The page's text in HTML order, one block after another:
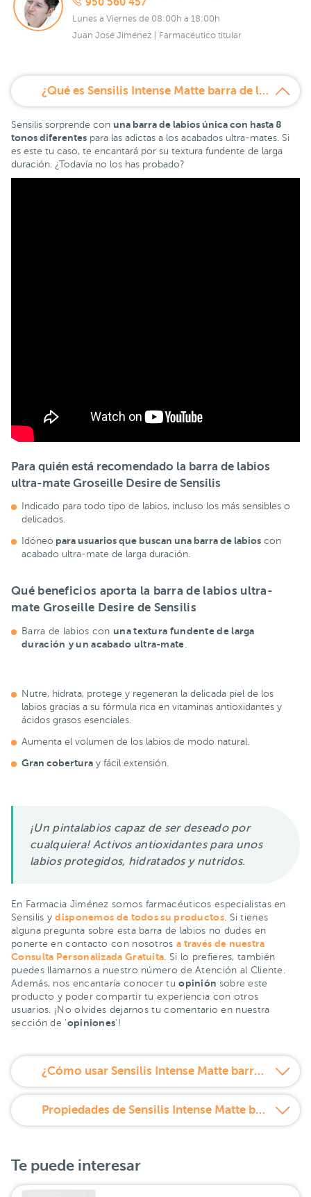
Lunes a Viernes de 08:00h a 18:00h
Juan José Jiménez | Farmacéutico titular
¿Qué es Sensilis Intense Matte barra de labios larga duración ultra mate 404 Groseille Desire?
Sensilis sorprende con una barra de labios única con hasta 8
tonos diferentes para las adictas a los acabados ultra-mates. Si
es este tu caso, te encantará por su textura fundente de larga
duración. ¿Todavía no los has probado?
Para quién está recomendado la barra de labios
ultra-mate Groseille Desire de Sensilis
Indicado para todo tipo de labios, incluso los más sensibles o
delicados.
Idóneo para usuarios que buscan una barra de labios con
acabado ultra-mate de larga duración.
Qué beneficios aporta la barra de labios ultra-
mate Groseille Desire de Sensilis
Barra de labios con una textura fundente de larga
duración y un acabado ultra-mate
Nutre, hidrata, protege y regeneran la delicada piel de los
labios gracias a su fórmula rica en vitaminas antioxidantes y
ácidos grasos esenciales.
Aumenta el volumen de los labios de modo natural.
Gran cobertura y fácil extensión.
¡Un pintalabios capaz de ser deseado por
cualquiera! Activos antioxidantes para unos
labios protegidos, hidratados y nutridos.
En Farmacia Jiménez somos farmacéuticos especialistas en
Sensilis ydisponemos de todos su productos. Si tienes
alguna pregunta sobre esta barra de labios no dudes en
ponerte en contacto con nosotros a través de nuestra
Consulta Personalizada Gratuita . Si lo prefieres, también
puedes llamarnos a nuestro número de Atención al Cliente.
Además, nos encantaría conocer tuopinión sobre este
producto y poder compartir tu experiencia con otros
usuarios. ¡No olvides dejarnos tu comentario en nuestra
sección de 'opiniones'!
¿Cómo usar Sensilis Intense Matte barra de labios larga duración ultra mate 404 Groseille Desire?
Propiedades de Sensilis Intense Matte barra de labios larga duración ultra mate 404 Groseille Desire
Te puede interesar